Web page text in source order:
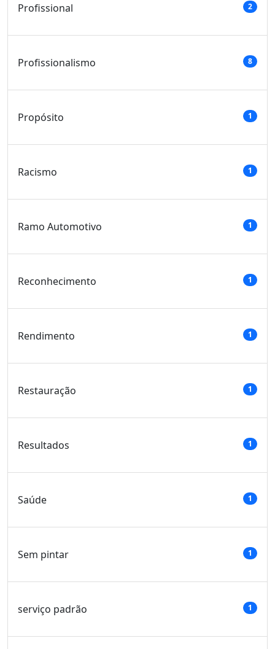
Profissional 2
Profissionalismo 8
Propósito 1
Racismo 1
Ramo Automotivo 1
Reconhecimento 1
Rendimento 1
Restauração 1
Resultados 1
Saúde 1
Sem pintar 1
serviço padrão 1